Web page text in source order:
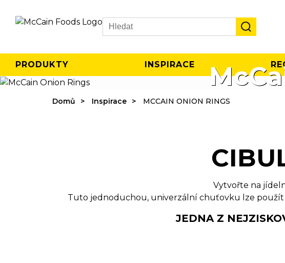
Search
PRODUKTY INSPIRACE
Domů Inspirace MCCAIN ONION RINGS
Vytvořte na
Tuto jednoduchou, univerzální chuťovku lze
JEDNA Z